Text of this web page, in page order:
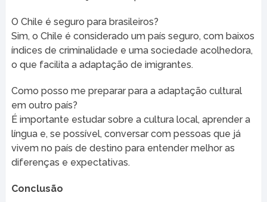
O Chile é seguro para brasileiros?
Sim, o Chile é considerado um país seguro, com baixos
índices de criminalidade e uma sociedade acolhedora,
o que facilita a adaptação de imigrantes.
Como posso me preparar para a adaptação cultural
em outro país?
É importante estudar sobre a cultura local, aprender a
língua e, se possível, conversar com pessoas que já
vivem no país de destino para entender melhor as
diferenças e expectativas.
Conclusão